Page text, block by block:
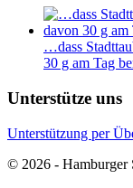
…dass
30 g am Tag
Unterstütze uns
Unterstützung per
© 2026 - Hamburger